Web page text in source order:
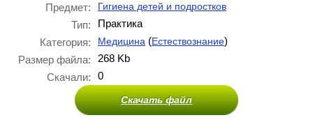
Предмет: Гигиена детей и подростков
Тип:
Практика
Категория:
Медицина (Естествознание)
Размер файла:
268 Kb
Скачали:
0
Скачать файл